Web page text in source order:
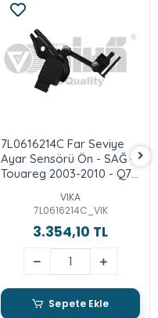
7L0616214C Far Seviye
Ayar Sensörü Ön - SAĞ -
Touareg 2003-2010 - Q7
VIKA
7L0616214C_VIK
3.354,10 TL
Sepete Ekle